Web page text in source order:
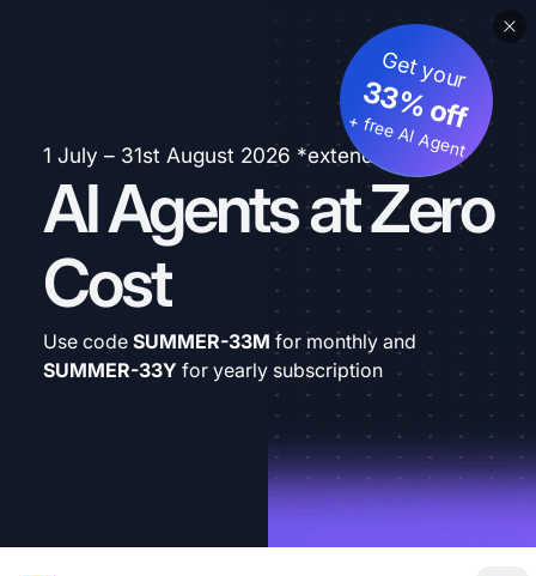
1 July – 31st August 2026 *extended
AI Agents at Zero
Cost
Get your
33% off
+ free AI Agent
Use code SUMMER-33M for monthly and
SUMMER-33Y for yearly subscription